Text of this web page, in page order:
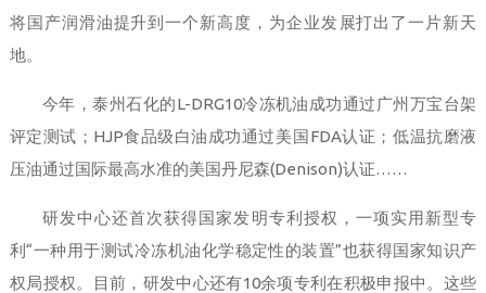
将国产润滑油提升到一个新高度，为企业发展打出了一片新天
地。
今年，泰州石化的L-DRG10冷冻机油成功通过广州万宝台架
评定测试；HJP食品级白油成功通过美国FDA认证；低温抗磨液
压油通过国际最高水准的美国丹尼森(Denison)认证……
研发中心还首次获得国家发明专利授权，一项实用新型专
利“一种用于测试冷冻机油化学稳定性的装置”也获得国家知识产
权局授权。目前，研发中心还有10余项专利在积极申报中。这些